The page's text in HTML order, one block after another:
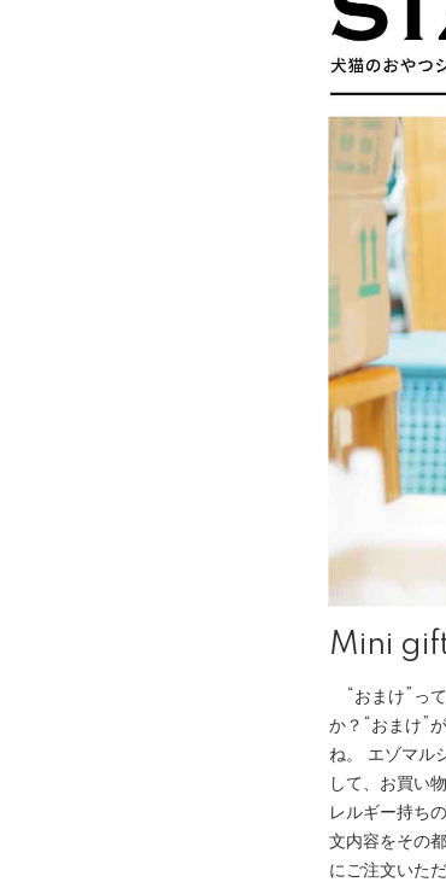
Mini
“おまけ”っ
か？“おまけ”
ね。 エゾマル
して、お買い
レルギー持ち
文内容をその
にご注文いた